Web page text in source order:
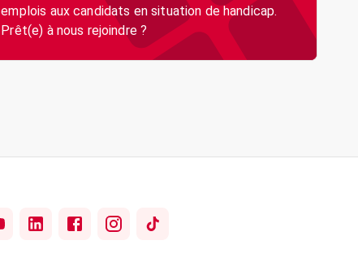
emplois aux candidats en situation de handicap.